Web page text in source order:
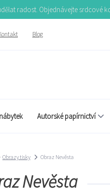
radost. Objednávejte srdcové
Blog
Autorské papírnictví
Obrazy tisky Obraz Nevěsta
Nevěsta